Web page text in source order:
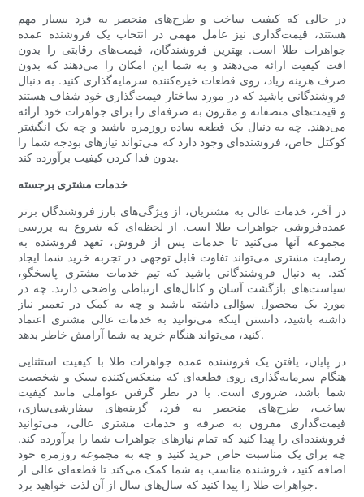
در حالی که کیفیت ساخت و طرح‌های منحصر به فرد بسیار مهم
هستند، قیمت‌گذاری نیز عامل مهمی در انتخاب یک فروشنده عمده
جواهرات طلا است. بهترین فروشندگان، قیمت‌های رقابتی را بدون
افت کیفیت ارائه می‌دهند و به شما این امکان را می‌دهند که بدون
صرف هزینه زیاد، روی قطعات خیره‌کننده سرمایه‌گذاری کنید. به دنبال
فروشندگانی باشید که در مورد ساختار قیمت‌گذاری خود شفاف هستند
و قیمت‌های منصفانه و مقرون به صرفه‌ای را برای جواهرات خود ارائه
می‌دهند. چه به دنبال یک قطعه ساده روزمره باشید و چه یک انگشتر
کوکتل خاص، فروشنده‌ای وجود دارد که می‌تواند نیازهای بودجه شما را
بدون فدا کردن کیفیت برآورده کند.
خدمات مشتری برجسته
در آخر، خدمات عالی به مشتریان، از ویژگی‌های بارز فروشندگان برتر
عمده‌فروشی جواهرات طلا است. از لحظه‌ای که شروع به بررسی
مجموعه آنها می‌کنید تا خدمات پس از فروش، تعهد فروشنده به
رضایت مشتری می‌تواند تفاوت قابل توجهی در تجربه خرید شما ایجاد
کند. به دنبال فروشندگانی باشید که تیم خدمات مشتری پاسخگو،
سیاست‌های بازگشت آسان و کانال‌های ارتباطی واضحی دارند. چه در
مورد یک محصول سؤالی داشته باشید و چه به کمک در تعمیر نیاز
داشته باشید، دانستن اینکه می‌توانید به خدمات عالی مشتری اعتماد
کنید، می‌تواند هنگام خرید به شما آرامش خاطر بدهد.
در پایان، یافتن یک فروشنده عمده جواهرات طلا با کیفیت استثنایی
هنگام سرمایه‌گذاری روی قطعه‌ای که منعکس‌کننده سبک و شخصیت
شما باشد، ضروری است. با در نظر گرفتن عواملی مانند کیفیت
ساخت، طرح‌های منحصر به فرد، گزینه‌های سفارشی‌سازی،
قیمت‌گذاری مقرون به صرفه و خدمات مشتری عالی، می‌توانید
فروشنده‌ای را پیدا کنید که تمام نیازهای جواهرات شما را برآورده کند.
چه برای یک مناسبت خاص خرید کنید و چه به مجموعه روزمره خود
اضافه کنید، فروشنده مناسب به شما کمک می‌کند تا قطعه‌ای عالی از
جواهرات طلا را پیدا کنید که سال‌های سال از آن لذت خواهید برد.